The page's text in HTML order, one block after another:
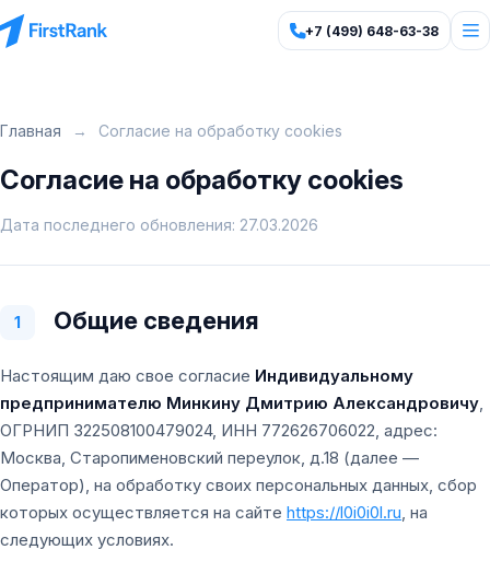
+7 (499) 648-63-38
Главная → Согласие на обработку cookies
Согласие на обработку cookies
Дата последнего обновления: 27.03.2026
1 Общие сведения
Настоящим даю свое согласие Индивидуальному
предпринимателю Минкину Дмитрию Александровичу,
ОГРНИП 322508100479024, ИНН 772626706022, адрес:
Москва, Старопименовский переулок, д.18 (далее —
Оператор), на обработку своих персональных данных, сбор
которых осуществляется на сайте https://l0i0i0l.ru, на
следующих условиях.